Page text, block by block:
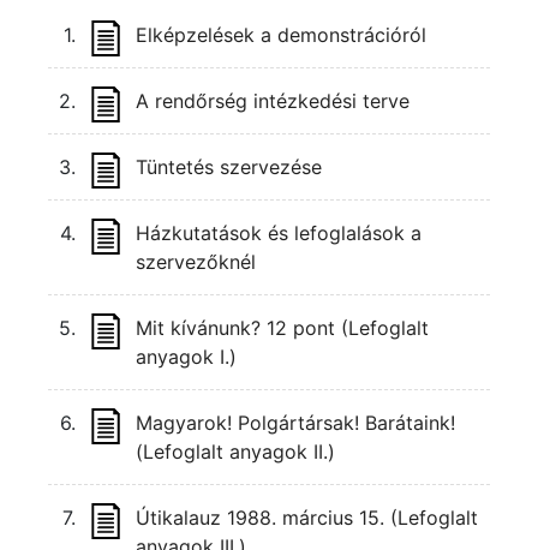
1. Elképzelések a demonstrációról
2. A rendőrség intézkedési terve
3. Tüntetés szervezése
4.
Házkutatások és lefoglalások a
szervezőknél
5.
Mit kívánunk? 12 pont (Lefoglalt
anyagok I.)
6.
Magyarok! Polgártársak! Barátaink!
(Lefoglalt anyagok II.)
7.
Útikalauz 1988. március 15. (Lefoglalt